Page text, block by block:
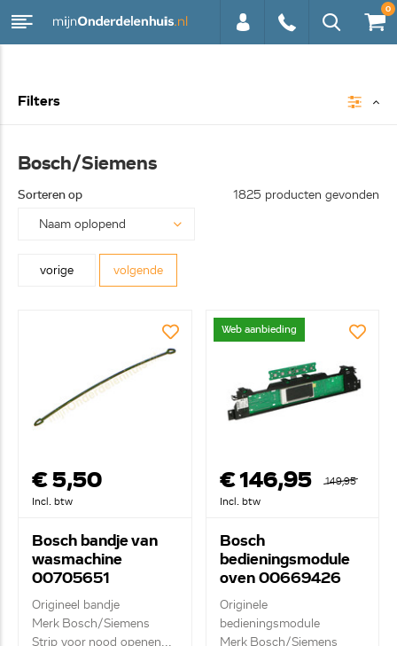
0
Filters
Bosch/Siemens
Sorteren op 1825 producten gevonden
vorige volgende
€ 5,50
Incl. btw
Bosch bandje van
wasmachine
00705651
Origineel bandje
Merk Bosch/Siemens
Strip voor nood openen...
Web aanbieding
€ 146,95
149,95
Incl. btw
Bosch
bedieningsmodule
oven 00669426
Originele
bedieningsmodule
Merk Bosch/Siemens